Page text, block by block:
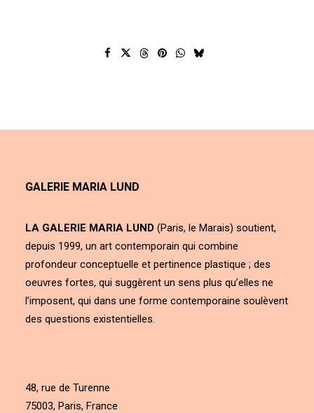
GALERIE MARIA LUND
LA GALERIE MARIA LUND (Paris, le Marais) soutient,
depuis 1999, un art contemporain qui combine
profondeur conceptuelle et pertinence plastique ; des
oeuvres fortes, qui suggèrent un sens plus qu’elles ne
l’imposent, qui dans une forme contemporaine soulèvent
des questions existentielles.
48, rue de Turenne
75003, Paris, France